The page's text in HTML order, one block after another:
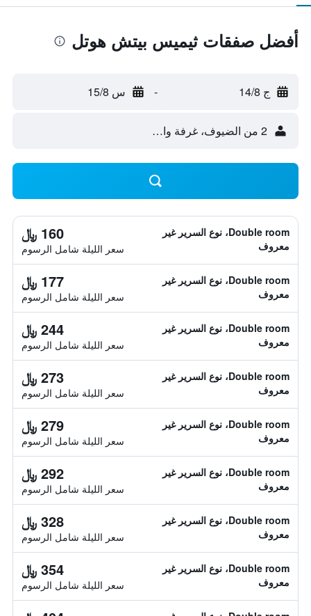
أفضل صفقات ثيميس بيتش هوتل
ج 14/8 - س 15/8
2 من الضيوف، غرفة واحدة
Double room، نوع السرير غير
معروف
160 ﷼
سعر الليلة شامل الرسوم
Double room، نوع السرير غير
معروف
177 ﷼
سعر الليلة شامل الرسوم
Double room، نوع السرير غير
معروف
244 ﷼
سعر الليلة شامل الرسوم
Double room، نوع السرير غير
معروف
273 ﷼
سعر الليلة شامل الرسوم
Double room، نوع السرير غير
معروف
279 ﷼
سعر الليلة شامل الرسوم
Double room، نوع السرير غير
معروف
292 ﷼
سعر الليلة شامل الرسوم
Double room، نوع السرير غير
معروف
328 ﷼
سعر الليلة شامل الرسوم
Double room، نوع السرير غير
معروف
354 ﷼
سعر الليلة شامل الرسوم